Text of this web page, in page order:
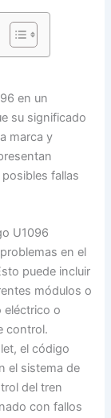
en un
su significado
marca y
fallas
U1096
en el
puede incluir
módulos o
eléctrico o
control.
el código
el sistema de
del tren
con fallos